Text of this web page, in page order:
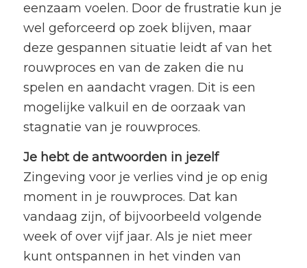
eenzaam voelen. Door de frustratie kun je
wel geforceerd op zoek blijven, maar
deze gespannen situatie leidt af van het
rouwproces en van de zaken die nu
spelen en aandacht vragen. Dit is een
mogelijke valkuil en de oorzaak van
stagnatie van je rouwproces.
Je hebt de antwoorden in jezelf
Zingeving voor je verlies vind je op enig
moment in je rouwproces. Dat kan
vandaag zijn, of bijvoorbeeld volgende
week of over vijf jaar. Als je niet meer
kunt ontspannen in het vinden van